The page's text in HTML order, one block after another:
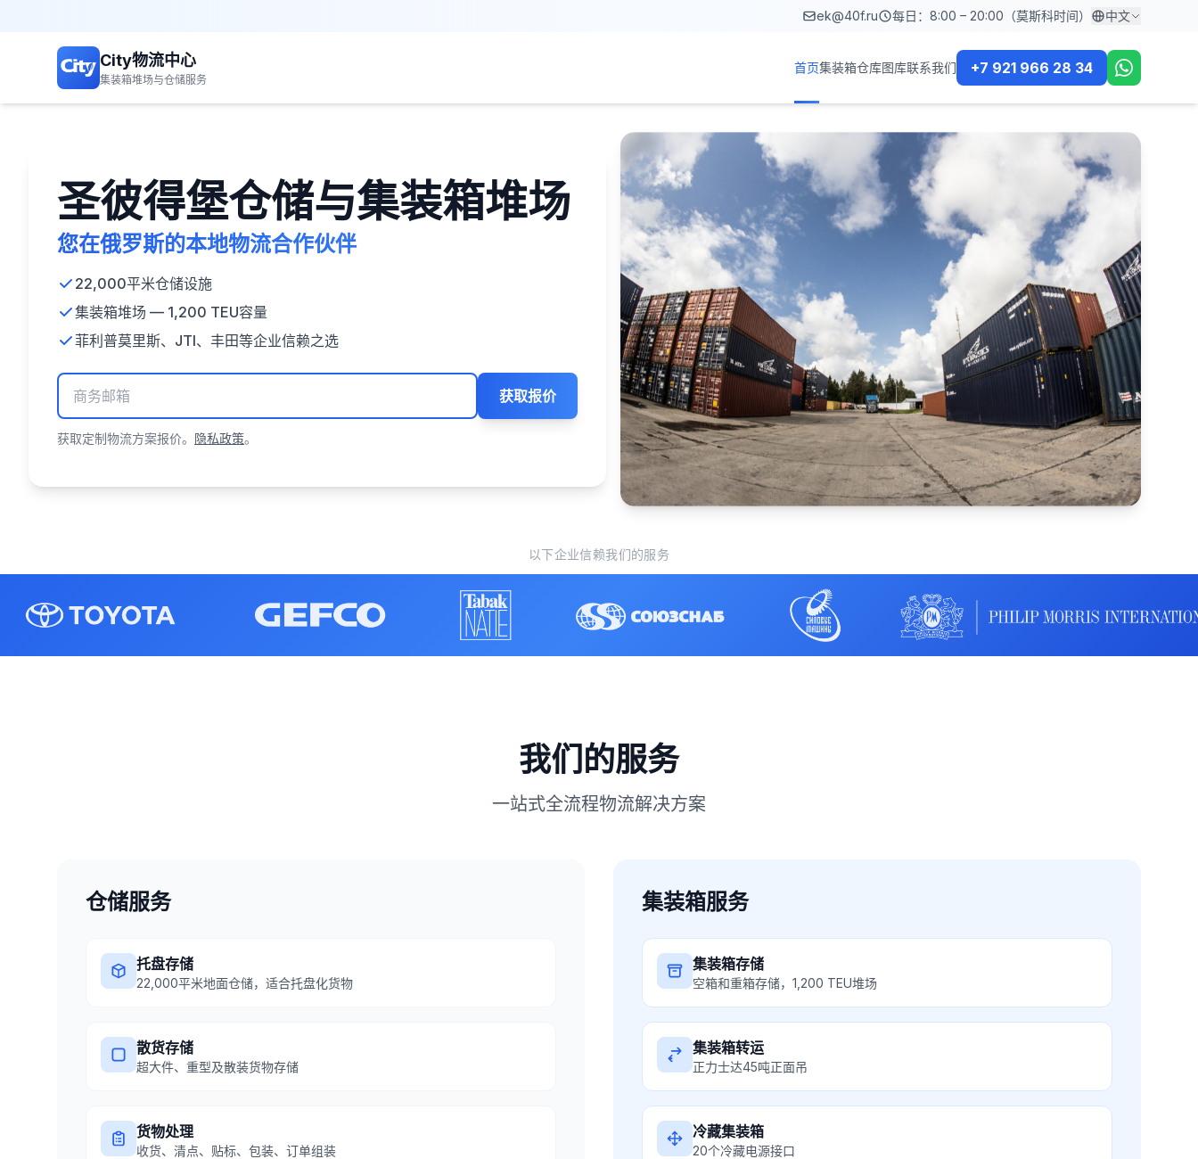
ek@40f.ru 每日：8:00 – 20:00（莫斯科时间） 中文
City物流中心
集装箱堆场与仓储服务
首页集装箱仓库图库联系我们 +7 921 966 28 34
圣彼得堡仓储与集装箱堆场
您在俄罗斯的本地物流合作伙伴
22,000平米仓储设施
集装箱堆场 — 1,200 TEU容量
菲利普莫里斯、JTI、丰田等企业信赖之选
获取报价
获取定制物流方案报价。 隐私政策。
以下企业信赖我们的服务
我们的服务
一站式全流程物流解决方案
仓储服务
托盘存储
22,000平米地面仓储，适合托盘化货物
散货存储
超大件、重型及散装货物存储
货物处理
收货、清点、贴标、包装、订单组装
集装箱服务
集装箱存储
空箱和重箱存储，1,200 TEU堆场
集装箱转运
正力士达45吨正面吊
冷藏集装箱
20个冷藏电源接口